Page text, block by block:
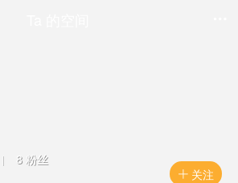
 关注
| 8 粉丝